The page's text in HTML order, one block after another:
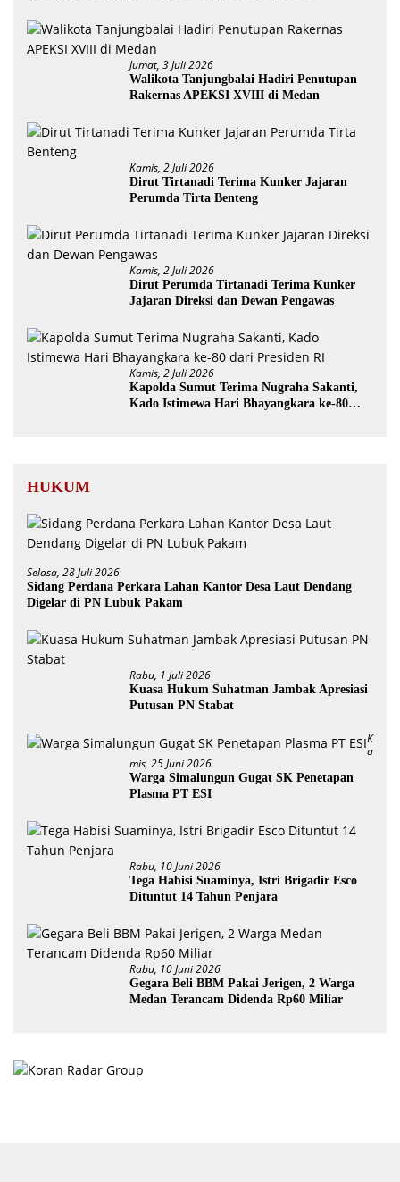
Jumat, 3 Juli 2026
Walikota Tanjungbalai Hadiri Penutupan
Rakernas APEKSI XVIII di Medan
Kamis, 2 Juli 2026
Dirut Tirtanadi Terima Kunker Jajaran
Perumda Tirta Benteng
Kamis, 2 Juli 2026
Dirut Perumda Tirtanadi Terima Kunker
Jajaran Direksi dan Dewan Pengawas
Kamis, 2 Juli 2026
Kapolda Sumut Terima Nugraha Sakanti,
Kado Istimewa Hari Bhayangkara ke-80
HUKUM
Selasa, 28 Juli 2026
Sidang Perdana Perkara Lahan Kantor Desa Laut Dendang
Digelar di PN Lubuk Pakam
Rabu, 1 Juli 2026
Kuasa Hukum Suhatman Jambak Apresiasi
Putusan PN Stabat
K
A
Mis, 25 Juni 2026
Warga Simalungun Gugat SK Penetapan
Plasma PT ESI
Rabu, 10 Juni 2026
Tega Habisi Suaminya, Istri Brigadir Esco
Dituntut 14 Tahun Penjara
Rabu, 10 Juni 2026
Gegara Beli BBM Pakai Jerigen, 2 Warga
Medan Terancam Didenda Rp60 Miliar